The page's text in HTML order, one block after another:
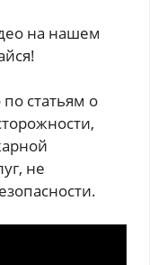
на нашем
статьям о
не